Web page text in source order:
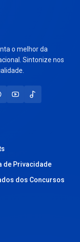
o melhor da
Sintonize nos
de Privacidade
dos Concursos